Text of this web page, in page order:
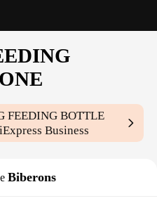
FEEDING BOTTLE
Business
Biberons